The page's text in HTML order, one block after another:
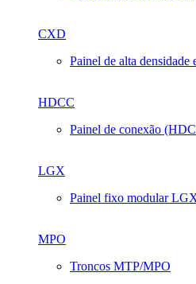
CXD
Painel de alta
HDCC
Painel de conexão
LGX
Painel fixo modular
MPO
Troncos MTP/MPO